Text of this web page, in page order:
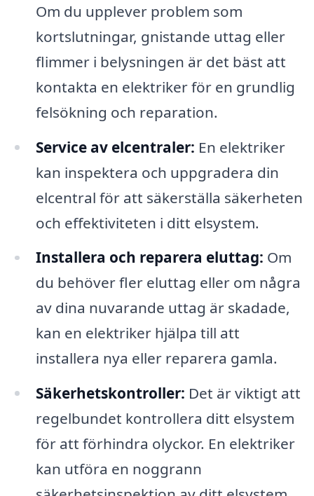
Om du upplever problem som
kortslutningar, gnistande uttag eller
flimmer i belysningen är det bäst att
kontakta en elektriker för en grundlig
felsökning och reparation.
Service av elcentraler: En elektriker
kan inspektera och uppgradera din
elcentral för att säkerställa säkerheten
och effektiviteten i ditt elsystem.
Installera och reparera eluttag: Om
du behöver fler eluttag eller om några
av dina nuvarande uttag är skadade,
kan en elektriker hjälpa till att
installera nya eller reparera gamla.
Säkerhetskontroller: Det är viktigt att
regelbundet kontrollera ditt elsystem
för att förhindra olyckor. En elektriker
kan utföra en noggrann